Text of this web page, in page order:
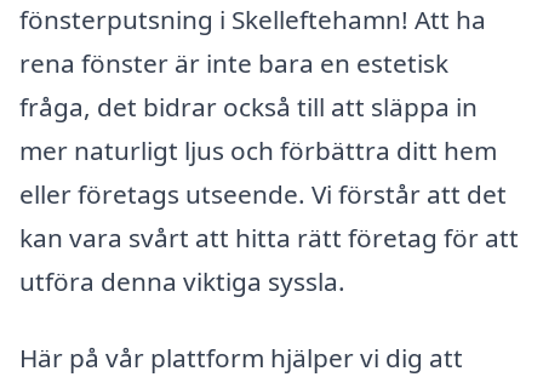
fönsterputsning i Skelleftehamn! Att ha
rena fönster är inte bara en estetisk
fråga, det bidrar också till att släppa in
mer naturligt ljus och förbättra ditt hem
eller företags utseende. Vi förstår att det
kan vara svårt att hitta rätt företag för att
utföra denna viktiga syssla.
Här på vår plattform hjälper vi dig att